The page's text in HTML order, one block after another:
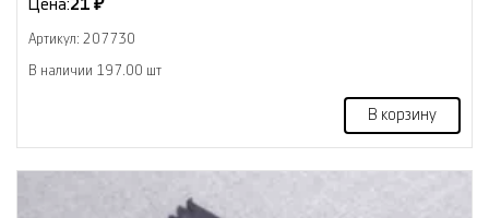
Цена:21 ₽
Артикул: 207730
В наличии 197.00 шт
В корзину